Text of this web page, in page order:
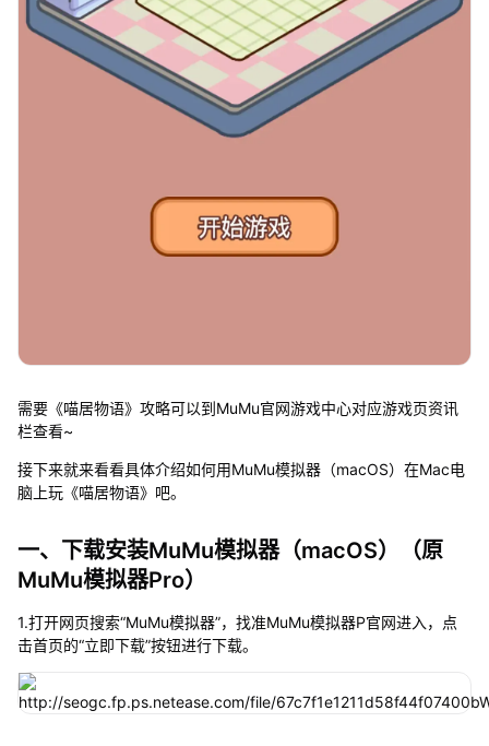
需要《喵居物语》攻略可以到MuMu官网游戏中心对应游戏页资讯
栏查看~
接下来就来看看具体介绍如何用MuMu模拟器（macOS）在Mac电
脑上玩《喵居物语》吧。
一、下载安装MuMu模拟器（macOS）（原
MuMu模拟器Pro）
1.打开网页搜索“MuMu模拟器”，找准MuMu模拟器P官网进入，点
击首页的“立即下载”按钮进行下载。